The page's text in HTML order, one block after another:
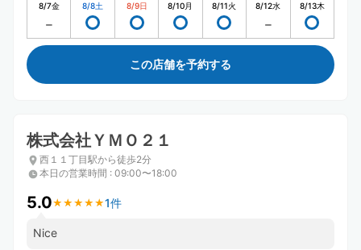
8/7金 8/8土 8/9日 8/10月 8/11火 8/12水 8/13木
この店舗を予約する
株式会社ＹＭＯ２１
西１１丁目駅から徒歩2分
本日の営業時間 : 09:00〜18:00
5.0★ ★ ★ ★ ★
★ ★ ★ ★ ★1件
Nice